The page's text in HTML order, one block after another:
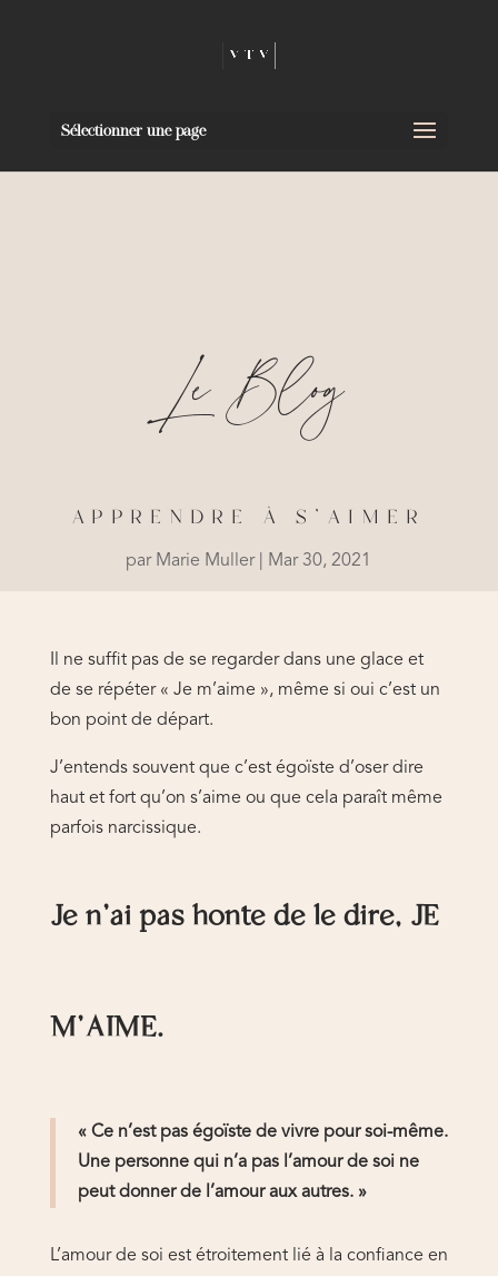
Sélectionner une page
Le Blog
APPRENDRE À S’AIMER
par Marie Muller| Mar 30, 2021
Il ne suffit pas de se regarder dans une glace et
de se répéter « Je m’aime », même si oui c’est un
bon point de départ.
J’entends souvent que c’est égoïste d’oser dire
haut et fort qu’on s’aime ou que cela paraît même
parfois narcissique.
Je n’ai pas honte de le dire, JE
M’AIME.
« Ce n’est pas égoïste de vivre pour soi-même.
Une personne qui n’a pas l’amour de soi ne
peut donner de l’amour aux autres. »
L’amour de soi est étroitement lié à la confiance en